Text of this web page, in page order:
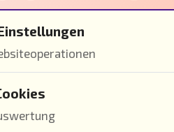
sozialen